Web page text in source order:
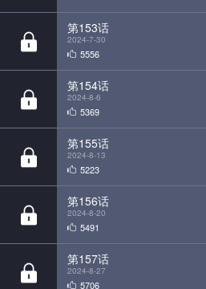
第154话
2024-8-6
5369
第155话
2024-8-13
5223
第156话
2024-8-20
5491
第157话
2024-8-27
5706
第158话
2024-9-3
5404